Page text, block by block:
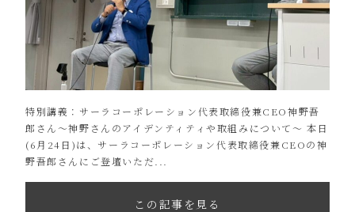
特別講義：サーラコーポレーション代表取締役兼CEO神野吾
郎さん〜神野さんのアイデンティティや取組みについて〜 本日
(6月24日)は、サーラコーポレーション代表取締役兼CEOの神
野吾郎さんにご登壇いただ...
この記事を見る